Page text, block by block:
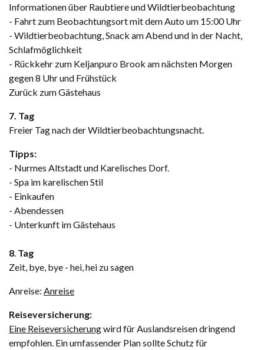
Informationen über Raubtiere und Wildtierbeobachtung
- Fahrt zum Beobachtungsort mit dem Auto um 15:00 Uhr
- Wildtierbeobachtung, Snack am Abend und in der Nacht,
Schlafmöglichkeit
- Rückkehr zum Keljanpuro Brook am nächsten Morgen
gegen 8 Uhr und Frühstück
Zurück zum Gästehaus
7. Tag
Freier Tag nach der Wildtierbeobachtungsnacht.
Tipps:
- Nurmes Altstadt und Karelisches Dorf.
- Spa im karelischen Stil
- Einkaufen
- Abendessen
- Unterkunft im Gästehaus
8 Tag
Zeit, bye, bye - hei, hei zu sagen
Anreise: Anreise
Reiseversicherung:
Eine Reiseversicherungwird für Auslandsreisen dringend
empfohlen. Ein umfassender Plan sollte Schutz für